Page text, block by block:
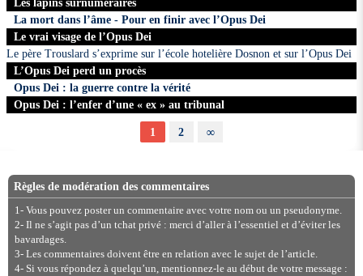
La mort dans l’âme - Pour en finir avec l’Opus Dei
Le vrai visage de l’Opus Dei
Le père Trouslard s’exprime sur l’école hotelière Dosnon et sur l’Opus Dei
L’Opus Dei perd un procès
Opus Dei : la guerre contre la vérité
Opus Dei : l’enfer d’une « ex » au tribunal
1 2 ∞
Règles de modération des commentaires
1- Vous pouvez poster un commentaire avec votre nom ou un pseudonyme.
2- Il ne s’agit pas d’un tchat privé : merci d’aller à l’essentiel et d’éviter les
bavardages.
3- Les commentaires doivent être en relation avec le sujet de l’article.
4- Si vous répondez à quelqu’un, mentionnez-le au début de votre message :